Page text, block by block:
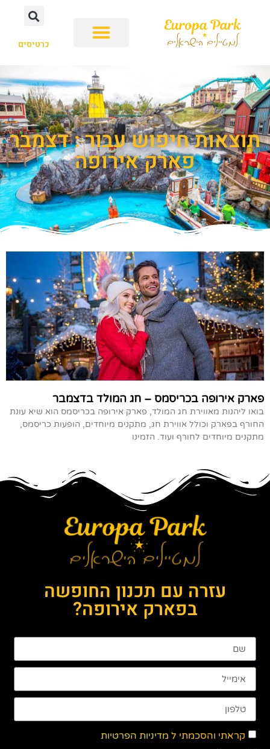
כרטיסים
תוצאות חיפוש עבור : דצמבר
פארק אירופה
פארק אירופה בכריסמס – חג המולד בדצמבר
בואו ליהנות מאווירת חג המולד, פארק אירופה בכריסמס הוא שיא עונת
החורף בפארק וכולל אווירת חג, מתקנים מיוחדים, הופעות כריסמס,
מתקנים מיוחדים לחורף ועוד. הזמינו
עזרה עם תכנון החופשה
בפארק אירופה?
קראתי והסכמתי ל מדיניות הפרטיות